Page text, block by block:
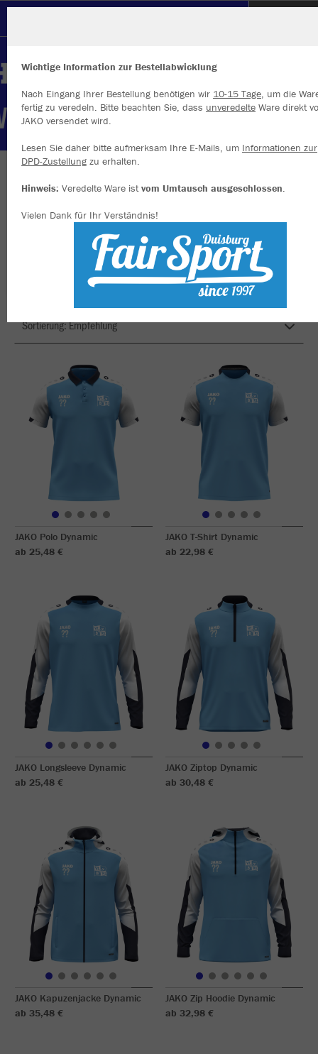
Herzlich willkommen im Vereinsshop des VfvB
Ruhrort Laar
Farbe
JAKO Polo Dynamic
ab 25,48 €
JAKO T-Shirt Dynamic
ab 22,98 €
JAKO Longsleeve Dynamic
ab 25,48 €
JAKO Ziptop Dynamic
ab 30,48 €
JAKO Kapuzenjacke Dynamic
ab 35,48 €
JAKO Zip Hoodie Dynamic
ab 32,98 €
Wichtige Information zur Bestellabwicklung
Nach Eingang Ihrer Bestellung benötigen wir 10-15 Tage, um die
fertig zu veredeln. Bitte beachten Sie, dass unveredelte Ware direkt
JAKO versendet wird.
Lesen Sie daher bitte aufmerksam Ihre E-Mails, um Informationen zur
DPD-Zustellung zu erhalten.
Hinweis: Veredelte Ware istvom Umtausch ausgeschlossen.
Vielen Dank für Ihr Verständnis!
Wir verwenden Cookies
Inhalte anzeigen und unsere Website verbessern. Weitere
zu den Cookies findest Du in den Einstellungen.
Alle akzeptieren
Alle ablehnen
mehr Infos
Datenschutz
Impressum